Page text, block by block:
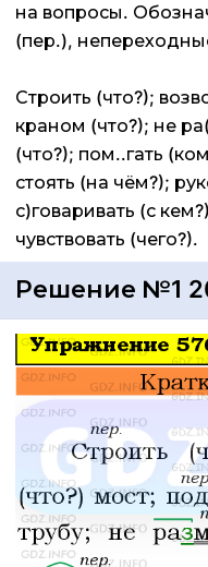
на вопросы.
(пер.),
Строить (что?);
краном (что?); не
(что?); пом..гать
стоять (на чём?);
с)говаривать (с
чувствовать (чего?).
Решение №1